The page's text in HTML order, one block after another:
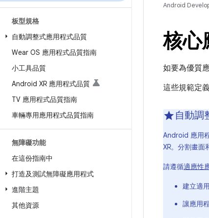
板型規格
自動調整式應用程式品質
Wear OS 應用程式品質指南
小工具品質
Android XR 應用程式品質
TV 應用程式品質指南
車輛專用應用程式品質指南
無障礙功能
在這份指南中
打造及測試無障礙應用程式
進階主題
其他資源
Android
核心
如要為優質
這些規範定
自動調
Android 應用
XR。分割畫面
請遵循適應性
建立適
讓應用